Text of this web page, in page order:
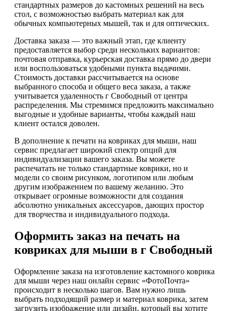
стандартных размеров до кастомных решений на весь
стол, с возможностью выбрать материал как для
обычных компьютерных мышей, так и для оптических.
Доставка заказа — это важный этап, где клиенту
предоставляется выбор среди нескольких вариантов:
почтовая отправка, курьерская доставка прямо до двери
или воспользоваться удобными пункта выдачими.
Стоимость доставки рассчитывается на основе
выбранного способа и общего веса заказа, а также
учитывается удаленность г Свободный от центра
распределения. Мы стремимся предложить максимально
выгодные и удобные варианты, чтобы каждый наш
клиент остался доволен.
В дополнение к печати на ковриках для мыши, наш
сервис предлагает широкий спектр опций для
индивидуализации вашего заказа. Вы можете
распечатать не только стандартные коврики, но и
модели со своим рисунком, логотипом или любым
другим изображением по вашему желанию. Это
открывает огромные возможности для создания
абсолютно уникальных аксессуаров, дающих простор
для творчества и индивидуального подхода.
Оформить заказ на печать на
ковриках для мыши в г Свободный
Оформление заказа на изготовление кастомного коврика
для мыши через наш онлайн сервис «ФотоПочта»
происходит в несколько шагов. Вам нужно лишь
выбрать подходящий размер и материал коврика, затем
загрузить изображение или дизайн, который вы хотите